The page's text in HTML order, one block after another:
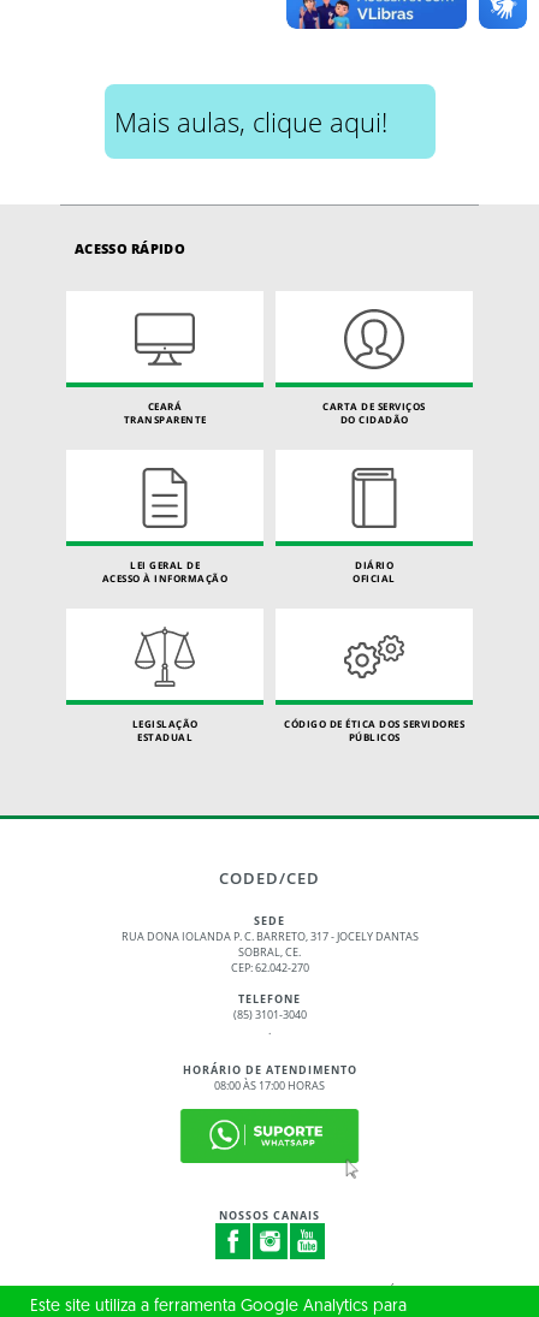
Mais aulas, clique aqui!
ACESSO RÁPIDO
CEARÁ
TRANSPARENTE
CARTA DE SERVIÇOS
DO CIDADÃO
LEI GERAL DE
ACESSO À INFORMAÇÃO
DIÁRIO
OFICIAL
LEGISLAÇÃO
ESTADUAL
CÓDIGO DE ÉTICA DOS SERVIDORES
PÚBLICOS
CODED/CED
SEDE
RUA DONA IOLANDA P. C. BARRETO, 317 - JOCELY DANTAS
SOBRAL, CE.
CEP: 62.042-270
TELEFONE
(85) 3101-3040
.
HORÁRIO DE ATENDIMENTO
08:00 ÀS 17:00 HORAS
NOSSOS CANAIS
TODOS OS DIREITOS RESERVADOS
Este site utiliza a ferramenta Google Analytics para